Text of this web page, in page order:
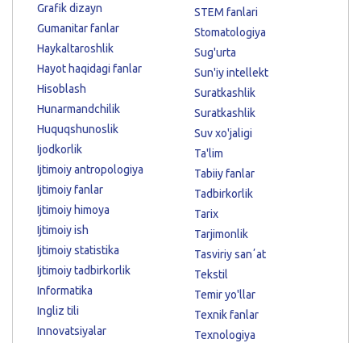
Grafik dizayn
Gumanitar fanlar
Haykaltaroshlik
Hayot haqidagi fanlar
Hisoblash
Hunarmandchilik
Huquqshunoslik
Ijodkorlik
Ijtimoiy antropologiya
Ijtimoiy fanlar
Ijtimoiy himoya
Ijtimoiy ish
Ijtimoiy statistika
Ijtimoiy tadbirkorlik
Informatika
Ingliz tili
Innovatsiyalar
STEM fanlari
Stomatologiya
Sug'urta
Sun'iy intellekt
Suratkashlik
Suratkashlik
Suv xo'jaligi
Ta'lim
Tabiiy fanlar
Tadbirkorlik
Tarix
Tarjimonlik
Tasviriy sanʼat
Tekstil
Temir yo'llar
Texnik fanlar
Texnologiya